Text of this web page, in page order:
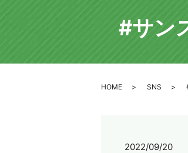
#サン
HOME SNS
2022/09/20